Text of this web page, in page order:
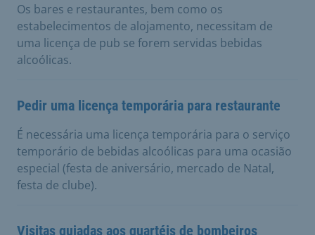
Os bares e restaurantes, bem como os
estabelecimentos de alojamento, necessitam de
uma licença de pub se forem servidas bebidas
alcoólicas.
Pedir uma licença temporária para restaurante
É necessária uma licença temporária para o serviço
temporário de bebidas alcoólicas para uma ocasião
especial (festa de aniversário, mercado de Natal,
festa de clube).
Visitas guiadas aos quartéis de bombeiros